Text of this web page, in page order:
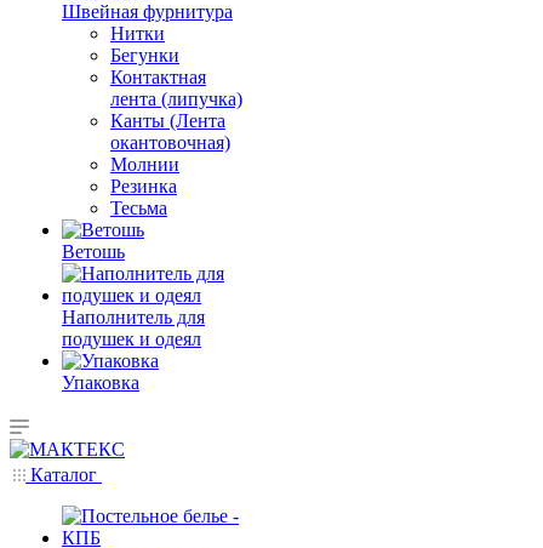
Швейная фурнитура
Нитки
Бегунки
Контактная
лента (липучка)
Канты (Лента
окантовочная)
Молнии
Резинка
Тесьма
Ветошь
Наполнитель для
подушек и одеял
Упаковка
Каталог